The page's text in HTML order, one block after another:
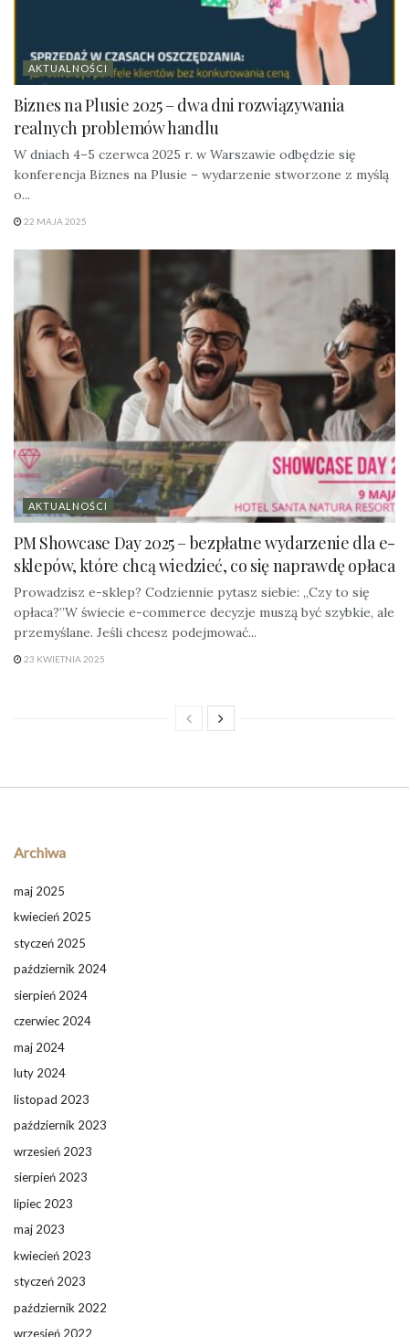
AKTUALNOŚCI
Biznes na Plusie 2025 – dwa dni rozwiązywania
realnych problemów handlu
W dniach 4–5 czerwca 2025 r. w Warszawie odbędzie się
konferencja Biznes na Plusie – wydarzenie stworzone z myślą
o...
22 MAJA 2025
AKTUALNOŚCI
PM Showcase Day 2025 – bezpłatne wydarzenie dla e-
sklepów, które chcą wiedzieć, co się naprawdę opłaca
Prowadzisz e-sklep? Codziennie pytasz siebie: „Czy to się
opłaca?”W świecie e-commerce decyzje muszą być szybkie, ale
przemyślane. Jeśli chcesz podejmować...
23 KWIETNIA 2025
Archiwa
maj 2025
kwiecień 2025
styczeń 2025
październik 2024
sierpień 2024
czerwiec 2024
maj 2024
luty 2024
listopad 2023
październik 2023
wrzesień 2023
sierpień 2023
lipiec 2023
maj 2023
kwiecień 2023
styczeń 2023
październik 2022
wrzesień 2022